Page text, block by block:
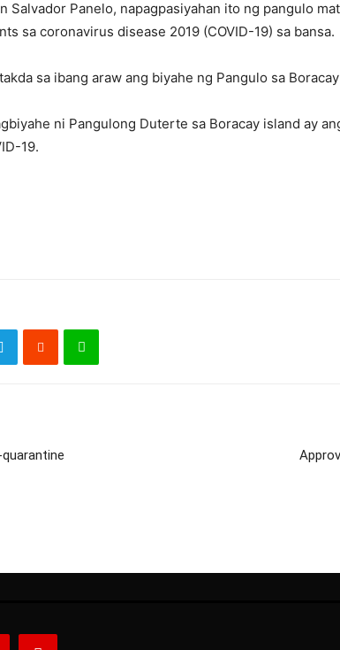
Salvador Panelo, napagpasiyahan ito ng pangulo
sa coronavirus disease 2019 (COVID-19) sa bansa.
sa ibang araw ang biyahe ng Pangulo sa
ni Pangulong Duterte sa Boracay island ay
19.